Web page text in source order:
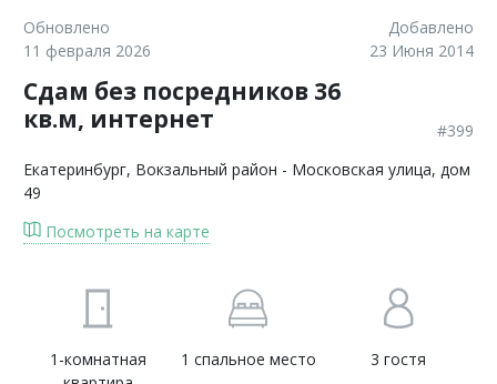
Обновлено
11 февраля 2026
Добавлено
23 Июня 2014
Сдам без посредников 36
кв.м, интернет
#399
Екатеринбург, Вокзальный район - Московская улица, дом
49
Посмотреть на карте
1-комнатная
1 спальное место 3 гостя